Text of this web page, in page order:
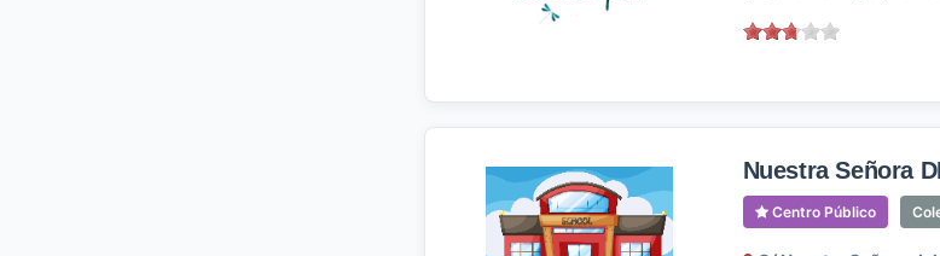
Nuestra Señora
Centro Público